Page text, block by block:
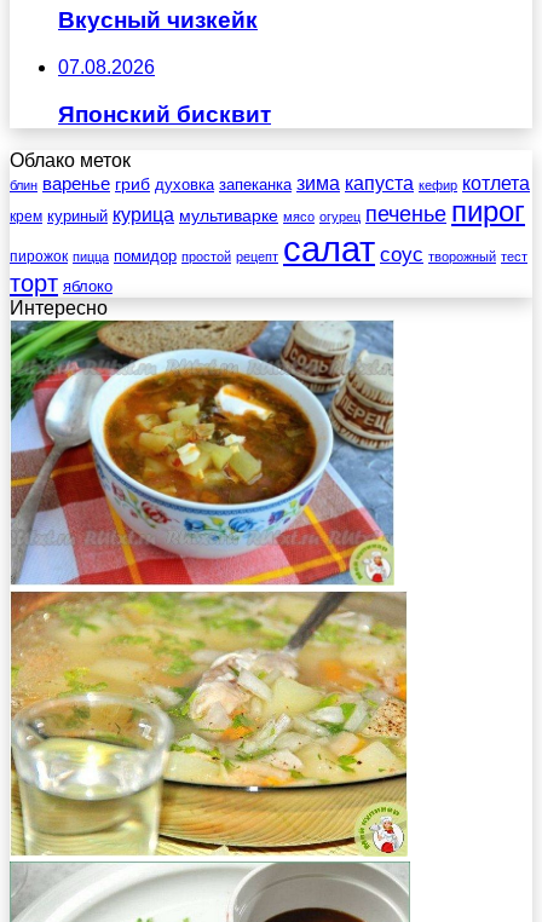
Вкусный чизкейк
07.08.2026
Японский бисквит
Облако меток
блин варенье гриб духовка запеканка зима капуста кефир котлета
крем куриный курица мультиварке мясо огурец печенье пирог
пирожок пицца помидор простой рецепт салат соус творожный тест
торт яблоко
Интересно